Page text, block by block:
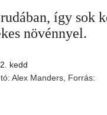
így sok
növénnyel.
kedd
Alex Manders, Forrás: